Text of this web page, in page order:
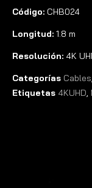
Código: CHB024
Longitud: 1.8 m
Resolución: 4K
Categorías Cables,
Etiquetas 4KUHD,